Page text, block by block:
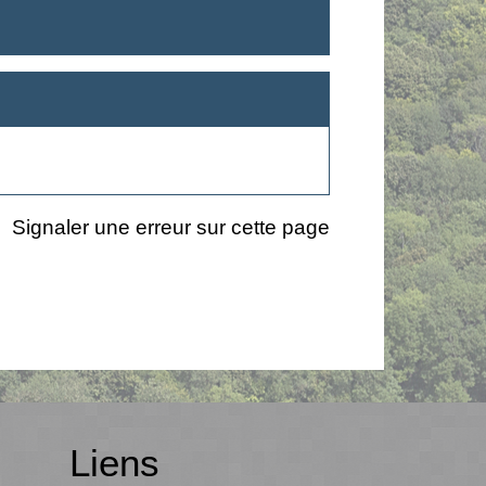
Signaler une erreur sur cette page
Liens